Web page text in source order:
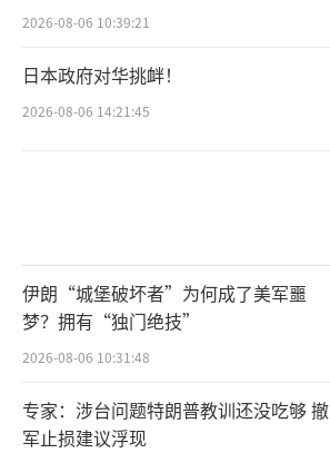
2026-08-06 10:39:21
日本政府对华挑衅！
2026-08-06 14:21:45
伊朗“城堡破坏者”为何成了美军噩
梦？拥有“独门绝技”
2026-08-06 10:31:48
专家：涉台问题特朗普教训还没吃够 撤
军止损建议浮现